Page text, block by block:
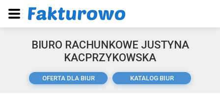
BIURO RACHUNKOWE JUSTYNA
KACPRZYKOWSKA
OFERTA DLA BIUR KATALOG BIUR